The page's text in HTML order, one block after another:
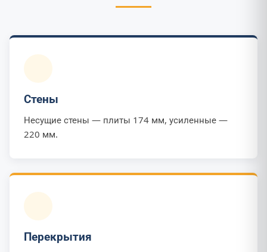
Стены
Несущие стены — плиты 174 мм, усиленные —
220 мм.
Перекрытия